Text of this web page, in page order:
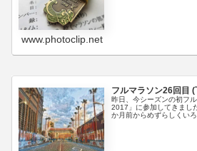
www.photoclip.net
フルマラソン26回目
昨日、今シーズンの初フ
2017」に参加してきまし
か月前からめずらしくい